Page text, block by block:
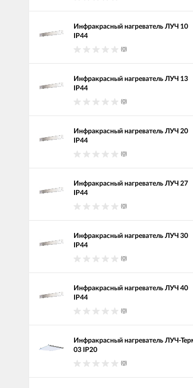
Инфракрасный нагреватель ЛУЧ 10
IP44
(0)
Инфракрасный нагреватель ЛУЧ 13
IP44
(0)
Инфракрасный нагреватель ЛУЧ 20
IP44
(0)
Инфракрасный нагреватель ЛУЧ 27
IP44
(0)
Инфракрасный нагреватель ЛУЧ 30
IP44
(0)
Инфракрасный нагреватель ЛУЧ 40
IP44
(0)
Инфракрасный нагреватель ЛУЧ-
03 IP20
(0)